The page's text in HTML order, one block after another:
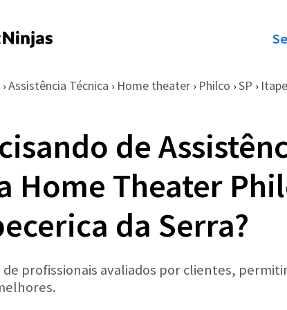
› Assistência Técnica › Home theater › Philco › SP ›
de
Home Theater
da Serra?
de profissionais avaliados por clientes,